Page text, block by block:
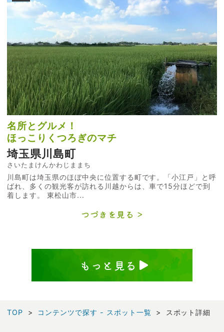
名所とグルメ！
ほっこりくつろぎのマチ
埼玉県川島町
さいたまけんかわじままち
川島町は埼玉県のほぼ中央に位置する町です。「小江戸」と呼
ばれ、多くの観光客が訪れる川越からは、車で15分ほどで到
着します。 東松山市...
つづきを見る
もっと見る
TOP コンテンツで探す - スポット一覧 スポット詳細